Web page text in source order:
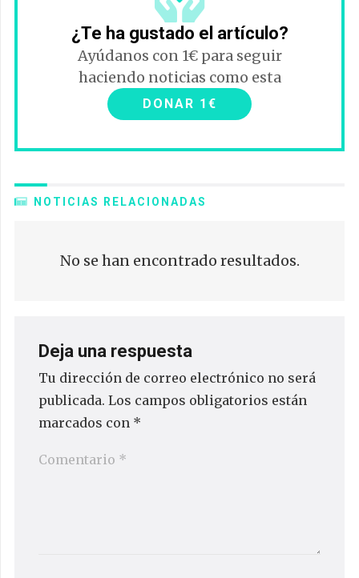
¿Te ha gustado el artículo?
Ayúdanos con 1€ para seguir
haciendo noticias como esta
DONAR 1€
NOTICIAS RELACIONADAS
No se han encontrado resultados.
Deja una respuesta
Tu dirección de correo electrónico no será
publicada. Los campos obligatorios están
marcados con *